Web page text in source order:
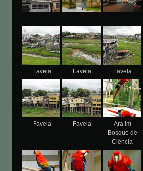
Favela Favela Favela
Favela Favela
Ara im
Bosque de
Ciência